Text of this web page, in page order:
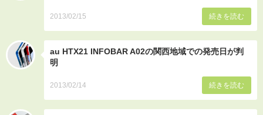
2013/02/15 続きを読む
au HTX21 INFOBAR A02の関西地域での発売日が判
明
2013/02/14 続きを読む